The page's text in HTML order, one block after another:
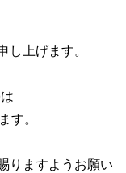
上げます。
。
りますようお願い